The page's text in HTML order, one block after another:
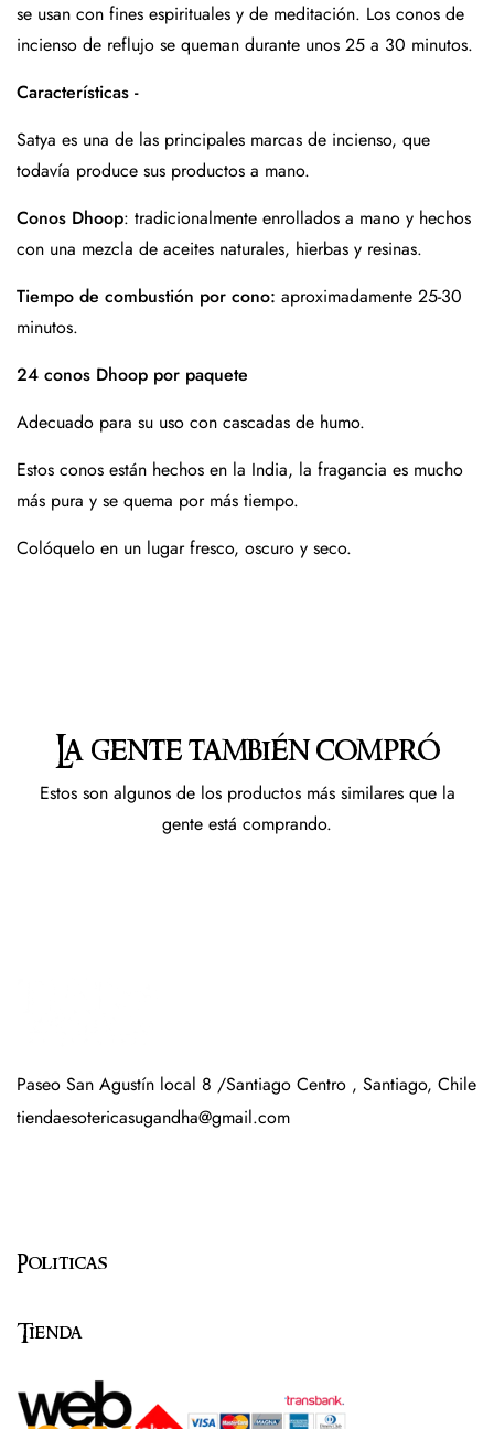
se usan con fines espirituales y de meditación. Los conos de
incienso de reflujo se queman durante unos 25 a 30 minutos.
Características -
Satya es una de las principales marcas de incienso, que
todavía produce sus productos a mano.
Conos Dhoop: tradicionalmente enrollados a mano y hechos
con una mezcla de aceites naturales, hierbas y resinas.
Tiempo de combustión por cono: aproximadamente 25-30
minutos.
24 conos Dhoop por paquete
Adecuado para su uso con cascadas de humo.
Estos conos están hechos en la India, la fragancia es mucho
más pura y se quema por más tiempo.
Colóquelo en un lugar fresco, oscuro y seco.
La gente también compró
Estos son algunos de los productos más similares que la
gente está comprando.
Paseo San Agustín local 8 /Santiago Centro , Santiago, Chile
tiendaesotericasugandha@gmail.com
Politicas
Tienda